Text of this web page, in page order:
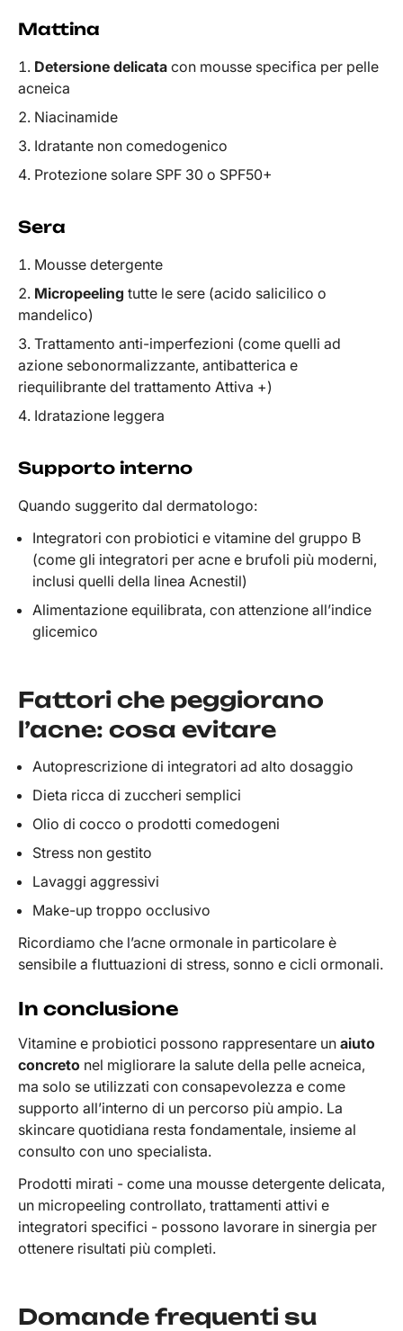
Mattina
Detersione delicata con mousse specifica per pelle
acneica
Niacinamide
Idratante non comedogenico
Protezione solare SPF 30 o SPF50+
Sera
Mousse detergente
Micropeeling tutte le sere (acido salicilico o
mandelico)
Trattamento anti-imperfezioni (come quelli ad
azione sebonormalizzante, antibatterica e
riequilibrante del trattamento Attiva +)
Idratazione leggera
Supporto interno
Quando suggerito dal dermatologo:
Integratori con probiotici e vitamine del gruppo B
(come gli integratori per acne e brufoli più moderni,
inclusi quelli della linea Acnestil)
Alimentazione equilibrata, con attenzione all’indice
glicemico
Fattori che peggiorano
l’acne: cosa evitare
Autoprescrizione di integratori ad alto dosaggio
Dieta ricca di zuccheri semplici
Olio di cocco o prodotti comedogeni
Stress non gestito
Lavaggi aggressivi
Make-up troppo occlusivo
Ricordiamo che l’acne ormonale in particolare è
sensibile a fluttuazioni di stress, sonno e cicli ormonali.
In conclusione
Vitamine e probiotici possono rappresentare un aiuto
concreto nel migliorare la salute della pelle acneica,
ma solo se utilizzati con consapevolezza e come
supporto all’interno di un percorso più ampio. La
skincare quotidiana resta fondamentale, insieme al
consulto con uno specialista.
Prodotti mirati - come una mousse detergente delicata,
un micropeeling controllato, trattamenti attivi e
integratori specifici - possono lavorare in sinergia per
ottenere risultati più completi.
Domande frequenti su